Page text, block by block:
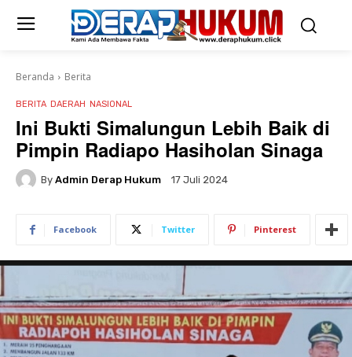
Beranda Berita
BERITA DAERAH NASIONAL
Ini Bukti Simalungun Lebih Baik di
Pimpin Radiapo Hasiholan Sinaga
By Admin Derap Hukum 17 Juli 2024
Facebook Twitter Pinterest